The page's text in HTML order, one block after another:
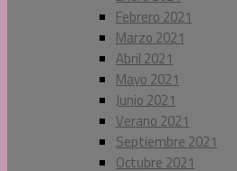
Febrero 2021
Marzo 2021
Abril 2021
Mayo 2021
Junio 2021
Verano 2021
Septiembre 2021
Octubre 2021